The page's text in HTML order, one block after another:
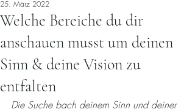
Welche Bereiche du dir
anschauen musst um deinen
Sinn & deine Vision zu
entfalten
25. März 2022
Die Suche bach deinem Sinn und deiner